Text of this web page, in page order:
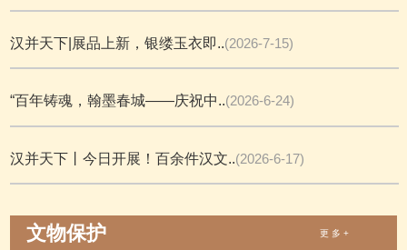
汉并天下|展品上新，银缕玉衣即..(2026-7-15)
“百年铸魂，翰墨春城——庆祝中..(2026-6-24)
汉并天下丨今日开展！百余件汉文..(2026-6-17)
文物保护 更 多 +